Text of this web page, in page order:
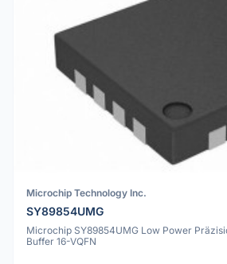
Microchip Technology Inc.
SY89854UMG
Microchip SY89854UMG Low Power
Buffer 16-VQFN